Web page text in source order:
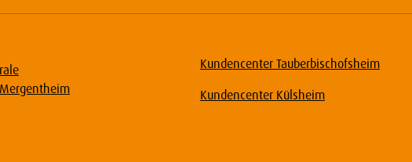
Kundencenter Tauberbischofsheim
Kundencenter Külsheim